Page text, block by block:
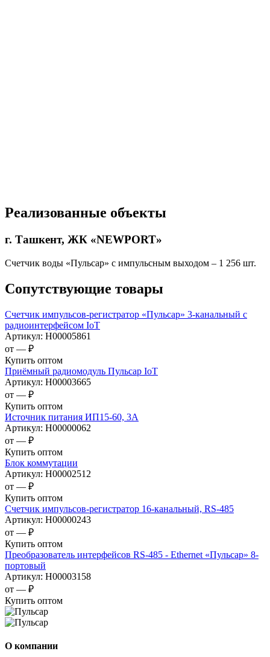
Реализованные объекты
г. Ташкент, ЖК «NEWPORT»
Счетчик воды «Пульсар» с импульсным выходом – 1 256 шт.
Сопутствующие товары
Счетчик импульсов-регистратор «Пульсар» 3-канальный с
радиоинтерфейсом IoT
Артикул: Н00005861
от — ₽
Купить оптом
Приёмный радиомодуль Пульсар IoT
Артикул: Н00003665
от — ₽
Купить оптом
Источник питания ИП15-60, 3А
Артикул: Н00000062
от — ₽
Купить оптом
Блок коммутации
Артикул: Н00002512
от — ₽
Купить оптом
Счетчик импульсов-регистратор 16-канальный, RS-485
Артикул: Н00000243
от — ₽
Купить оптом
Преобразователь интерфейсов RS-485 - Ethernet «Пульсар» 8-
портовый
Артикул: Н00003158
от — ₽
Купить оптом
О компании